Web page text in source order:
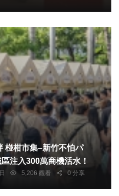
湧入3萬人 舊城區注入300萬商機活水！
5,206 觀看 0 分享